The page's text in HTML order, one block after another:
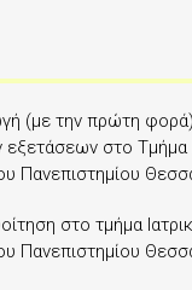
(με την πρώτη
εξετάσεων στο Τμήμα
Πανεπιστημίου
στο τμήμα
Πανεπιστημίου